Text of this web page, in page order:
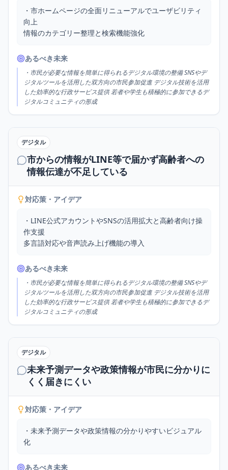
・市ホームページの全面リニューアルでユーザビリティ
向上
情報のカテゴリー整理と検索機能強化
あるべき未来
・市民が必要な情報を簡単に得られるデジタル環境の整備 SNSやデ
ジタルツールを活用した双方向の市民参加促進 デジタル技術を活用
した効率的な行政サービス提供 若者や学生も積極的に参加できるデ
ジタルコミュニティの形成
デジタル
市からの情報がLINE等で届かず高齢者への
情報伝達が不足している
対応策・アイデア
・LINE公式アカウントやSNSの活用拡大と高齢者向け操
作支援
多言語対応や音声読み上げ機能の導入
あるべき未来
・市民が必要な情報を簡単に得られるデジタル環境の整備 SNSやデ
ジタルツールを活用した双方向の市民参加促進 デジタル技術を活用
した効率的な行政サービス提供 若者や学生も積極的に参加できるデ
ジタルコミュニティの形成
デジタル
未来予測データや政策情報が市民に分かりに
くく届きにくい
対応策・アイデア
・未来予測データや政策情報の分かりやすいビジュアル
化
あるべき未来